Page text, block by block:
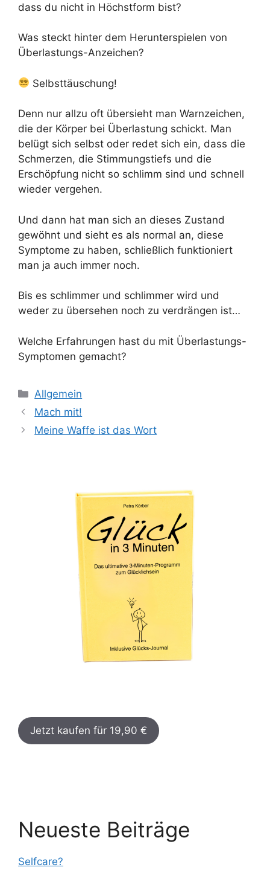
dass du nicht in Höchstform bist?
Was steckt hinter dem Herunterspielen von
Überlastungs-Anzeichen?
Selbsttäuschung!
Denn nur allzu oft übersieht man Warnzeichen,
die der Körper bei Überlastung schickt. Man
belügt sich selbst oder redet sich ein, dass die
Schmerzen, die Stimmungstiefs und die
Erschöpfung nicht so schlimm sind und schnell
wieder vergehen.
Und dann hat man sich an dieses Zustand
gewöhnt und sieht es als normal an, diese
Symptome zu haben, schließlich funktioniert
man ja auch immer noch.
Bis es schlimmer und schlimmer wird und
weder zu übersehen noch zu verdrängen ist…
Welche Erfahrungen hast du mit Überlastungs-
Symptomen gemacht?
Kategorien
Allgemein
Beitrags-
Navigation
Mach mit!
Meine Waffe ist das Wort
Jetzt kaufen für 19,90 €
Neueste Beiträge
Selfcare?